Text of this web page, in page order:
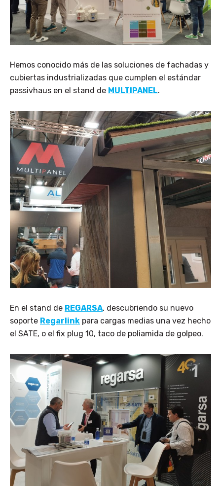
Hemos conocido más de las soluciones de fachadas y
cubiertas industrializadas que cumplen el estándar
passivhaus en el stand de MULTIPANEL.
En el stand de REGARSA, descubriendo su nuevo
soporte Regarlink para cargas medias una vez hecho
el SATE, o el fix plug 10, taco de poliamida de golpeo.